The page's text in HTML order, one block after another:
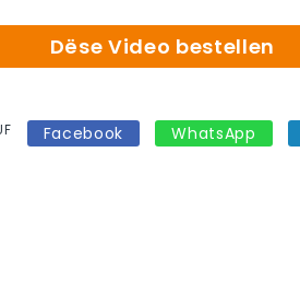
Dëse Video bestellen
Facebook WhatsApp